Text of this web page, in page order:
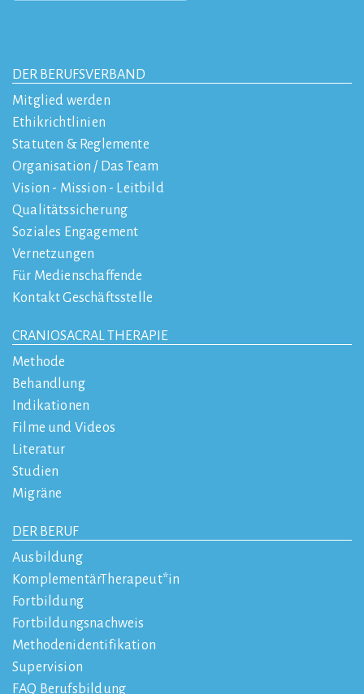
DER BERUFSVERBAND
Mitglied werden
Ethikrichtlinien
Statuten & Reglemente
Organisation / Das Team
Vision - Mission - Leitbild
Qualitätssicherung
Soziales Engagement
Vernetzungen
Für Medienschaffende
Kontakt Geschäftsstelle
CRANIOSACRAL THERAPIE
Methode
Behandlung
Indikationen
Filme und Videos
Literatur
Studien
Migräne
DER BERUF
Ausbildung
KomplementärTherapeut*in
Fortbildung
Fortbildungsnachweis
Methodenidentifikation
Supervision
FAQ Berufsbildung